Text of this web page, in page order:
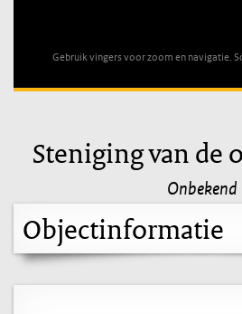
Gebruik vingers voor zoom en navigatie.
Steniging van de
Onbekend
Objectinformatie